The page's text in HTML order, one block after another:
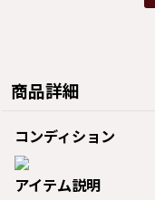
商品詳細
コンディション
アイテム説明